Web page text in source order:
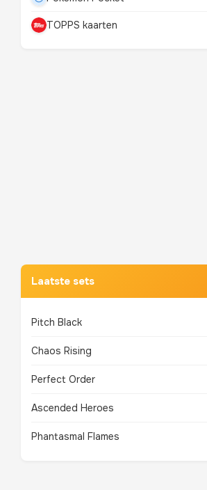
TOPPS kaarten
TOP 10 POKEMON
Laatste sets
Pitch Black
Chaos Rising
Perfect Order
Ascended Heroes
Phantasmal Flames